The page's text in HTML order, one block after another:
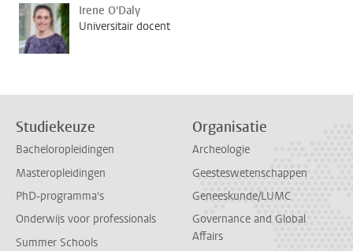
Irene O'Daly
Universitair docent
Studiekeuze
Bacheloropleidingen
Masteropleidingen
PhD-programma's
Onderwijs voor professionals
Summer Schools
Organisatie
Archeologie
Geesteswetenschappen
Geneeskunde/LUMC
Governance and Global
Affairs